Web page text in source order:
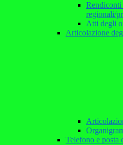
regionali/
Atti degli
Articolazione
Telefono e posta